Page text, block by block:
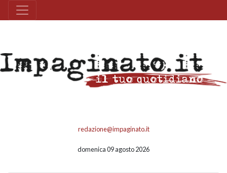
redazione@impaginato.it
domenica 09 agosto 2026